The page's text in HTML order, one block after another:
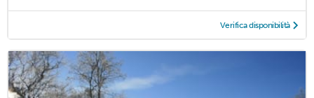
Verifica disponibilità